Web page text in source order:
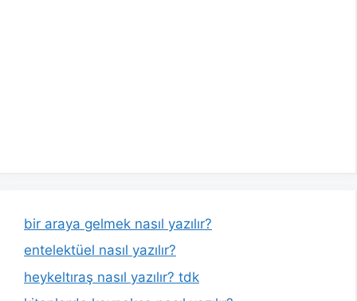
bir araya gelmek nasıl yazılır?
entelektüel nasıl yazılır?
heykeltıraş nasıl yazılır? tdk